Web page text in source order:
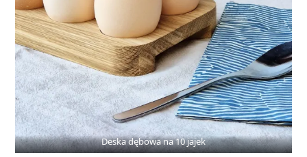
Deska dębowa na 10 jajek